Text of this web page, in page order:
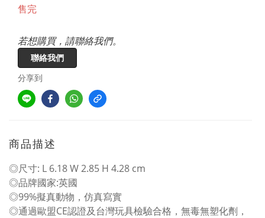
售完
若想購買，請聯絡我們。
聯絡我們
分享到
商品描述
◎尺寸: L 6.18 W 2.85 H 4.28 cm
◎品牌國家:英國
◎99%擬真動物，仿真寫實
◎通過歐盟CE認證及台灣玩具檢驗合格，無毒無塑化劑，